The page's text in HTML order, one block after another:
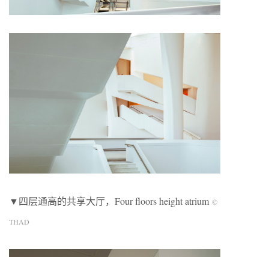
▼四层通高的共享大厅，Four floors height atrium ©
THAD